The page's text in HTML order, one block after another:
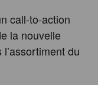
call-to-action
la nouvelle
du